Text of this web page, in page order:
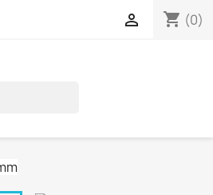
shopping_cart (0)
